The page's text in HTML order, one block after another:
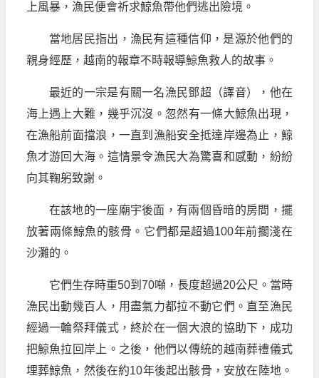
上風暴，漁民便會祈求鯨魚帶他們逃出險境。
當地居民指出，漁民有這種信仰，是源於他們的
親身經歷，越南的報章不時報導鯨魚救人的故事。
最近的一宗是有關一名漁民鄧超（譯音），他在
海上遇上大難，幾乎沉沒。忽然有一條大鯨魚出現，
在漁船前面擋浪，一直到漁船安全抵達岸邊為止，鯨
魚才游回大海。這情景令漁民大為驚喜和感動，紛紛
向其鞠躬致謝。
在該地的一座廟宇後面，有兩個昏暗的房間，擺
放著兩條鯨魚的骸骨。它們都是超過100年前擱淺在
沙灘的。
它們生存時重50到70噸，長度超過20公尺。當時
漁民出動幾百人，用盡氣力都拉不動它們。直至漁民
經過一輪祭拜儀式，終於在一個大浪的協助下，成功
把鯨魚拉回岸上。之後，他們以傳統的越南葬禮儀式
埋葬鯨魚，然後在約10年後起出骸骨，安放在陸地。